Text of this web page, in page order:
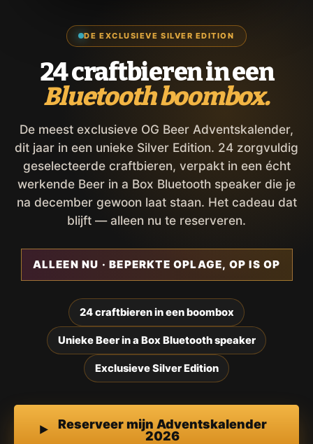
DE EXCLUSIEVE SILVER EDITION
24 craftbieren in een
Bluetooth boombox.
De meest exclusieve OG Beer Adventskalender,
dit jaar in een unieke Silver Edition. 24 zorgvuldig
geselecteerde craftbieren, verpakt in een écht
werkende Beer in a Box Bluetooth speaker die je
na december gewoon laat staan. Het cadeau dat
blijft — alleen nu te reserveren.
ALLEEN NU · BEPERKTE OPLAGE, OP IS OP
24 craftbieren in een boombox
Unieke Beer in a Box Bluetooth speaker
Exclusieve Silver Edition
Reserveer mijn Adventskalender
2026